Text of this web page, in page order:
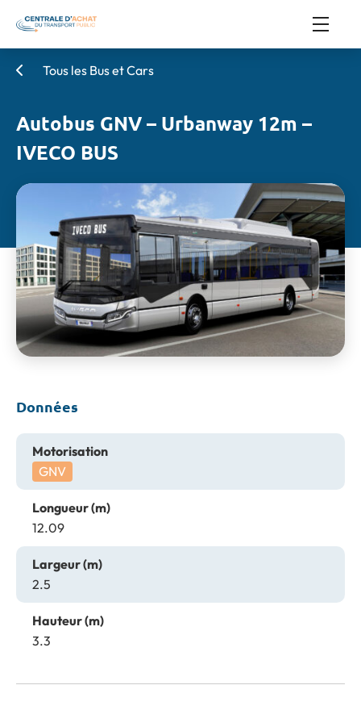
Tous les Bus et Cars
Autobus GNV – Urbanway 12m –
IVECO BUS
Données
Motorisation
GNV
Longueur (m)
12.09
Largeur (m)
2.5
Hauteur (m)
3.3